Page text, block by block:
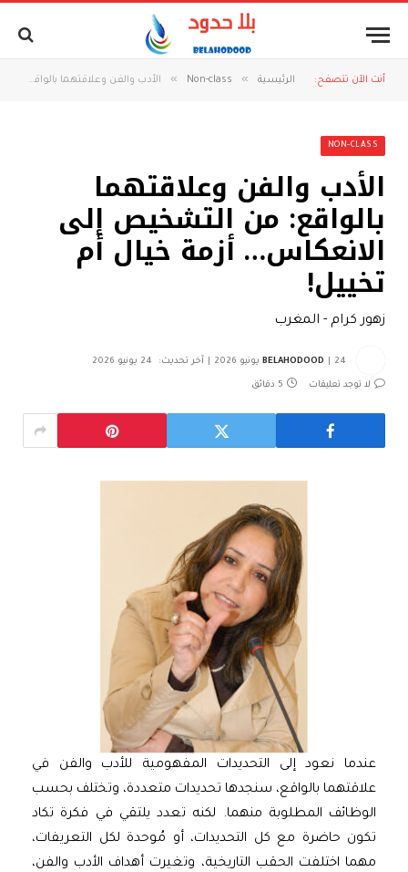
أنت الآن تتصفح: الرئيسية »
Non-class
» الأدب والفن وعلاقتهما بالواقع: من التشخيص إلى الانعكاس… أزمة خيال أم تخييل!
NON-CLASS
الأدب والفن وعلاقتهما
بالواقع: من التشخيص إلى
الانعكاس… أزمة خيال أم
تخييل!
زهور كرام - المغرب
BELAHODOOD 24 يونيو 2026 آخر تحديث: 24 يونيو 2026
لا توجد تعليقات 5 دقائق
عندما نعود إلى التحديدات المفهومية للأدب والفن في
علاقتهما بالواقع، سنجدها تحديدات متعددة، وتختلف بحسب
الوظائف المطلوبة منهما. لكنه تعدد يلتقي في فكرة تكاد
تكون حاضرة مع كل التحديدات، أو مُوحدة لكل التعريفات،
مهما اختلفت الحقب التاريخية، وتغيرت أهداف الأدب والفن،